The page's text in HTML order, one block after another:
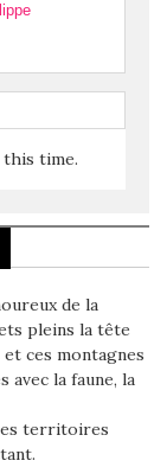
time.
de la
pleins la tête
ces montagnes
avec la faune, la
territoires